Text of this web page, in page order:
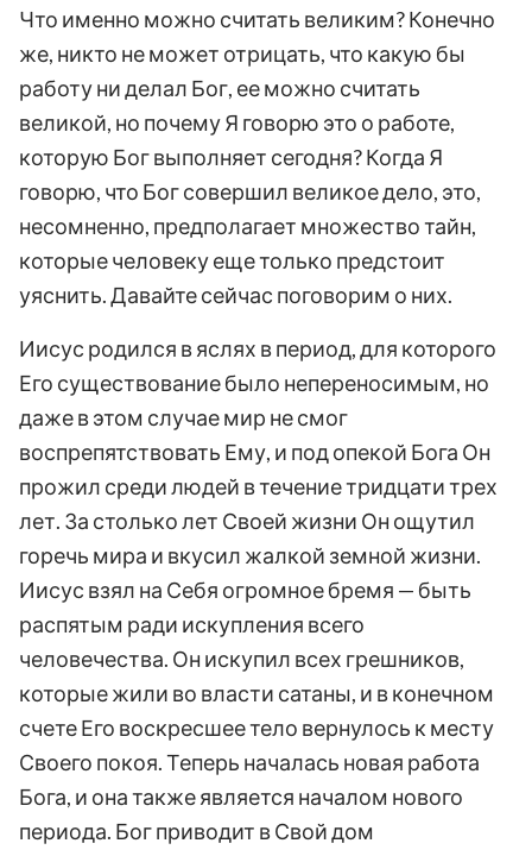
Что именно можно считать великим? Конечно
же, никто не может отрицать, что какую бы
работу ни делал Бог, ее можно считать
великой, но почему Я говорю это о работе,
которую Бог выполняет сегодня? Когда Я
говорю, что Бог совершил великое дело, это,
несомненно, предполагает множество тайн,
которые человеку еще только предстоит
уяснить. Давайте сейчас поговорим о них.
Иисус родился в яслях в период, для которого
Его существование было непереносимым, но
даже в этом случае мир не смог
воспрепятствовать Ему, и под опекой Бога Он
прожил среди людей в течение тридцати трех
лет. За столько лет Своей жизни Он ощутил
горечь мира и вкусил жалкой земной жизни.
Иисус взял на Себя огромное бремя — быть
распятым ради искупления всего
человечества. Он искупил всех грешников,
которые жили во власти сатаны, и в конечном
счете Его воскресшее тело вернулось к месту
Своего покоя. Теперь началась новая работа
Бога, и она также является началом нового
периода. Бог приводит в Свой дом